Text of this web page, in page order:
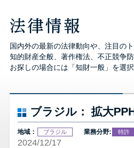
国内外の最新の法律動向や、注目の
知的財産全般、著作権法、不正競争
お探しの場合には「知財一般」を選択
ブラジル： 拡大
地域： ブラジル 業務分野: 特許
2024/12/17